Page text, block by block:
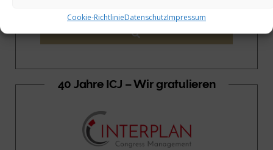
Cookie-RichtlinieDatenschutzImpressum
40 Jahre ICJ – Wir gratulieren